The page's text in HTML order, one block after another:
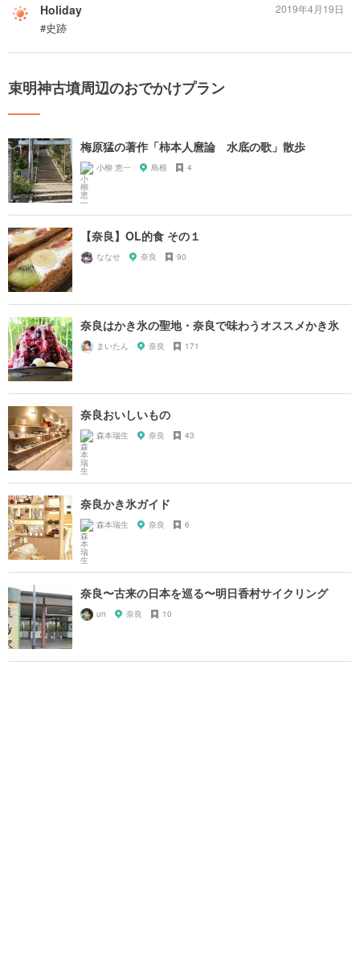
Holiday
#史跡
2019年4月19日
束明神古墳周辺のおでかけプラン
梅原猛の著作「柿本人麿論 水底の歌」散歩
小柳 恵一 島根 4
【奈良】OL的食 その１
ななせ 奈良 90
奈良はかき氷の聖地・奈良で味わうオススメかき氷
まいたん 奈良 171
奈良おいしいもの
森本瑞生 奈良 43
奈良かき氷ガイド
森本瑞生 奈良 6
奈良〜古来の日本を巡る〜明日香村サイクリング
un 奈良 10